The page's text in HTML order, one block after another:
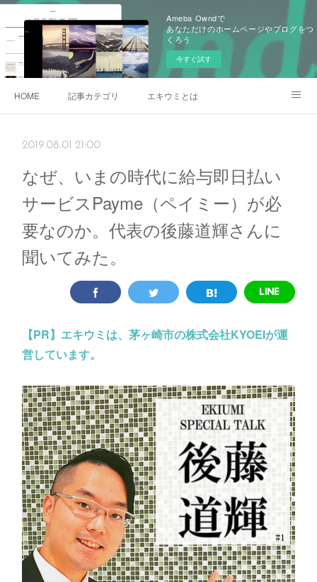
Ameba Owndで
あなただけのホームページやブログをつ
くろう
今すぐ試す
HOME 記事カテゴリ エキウミとは
2019.08.01 21:00
なぜ、いまの時代に給与即日払い
サービスPayme（ペイミー）が必
要なのか。代表の後藤道輝さんに
聞いてみた。
【PR】 エキウミは、茅ヶ崎市の株式会社KYOEIが運
営しています。